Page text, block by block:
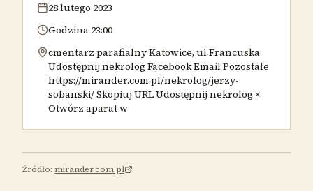
28 lutego 2023
Godzina 23:00
cmentarz parafialny Katowice, ul.Francuska
Udostępnij nekrolog Facebook Email Pozostałe
https://mirander.com.pl/nekrolog/jerzy-
sobanski/ Skopiuj URL Udostępnij nekrolog ×
Otwórz aparat w
Źródło: mirander.com.pl